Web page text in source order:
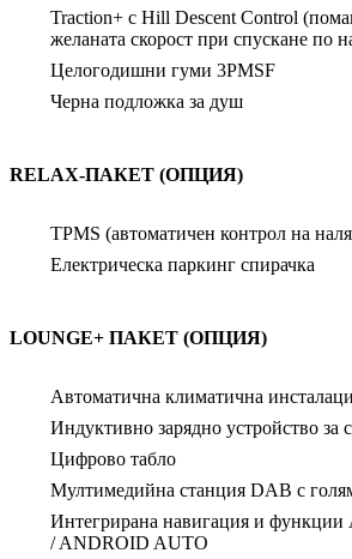
Traction+ с Hill Descent Control
желаната скорост при спускане по
Целогодишни гуми 3PMSF
Черна подложка за душ
RELAX-ПАКЕТ (ОПЦИЯ)
TPMS (автоматичен контрол на
Електрическа паркинг спирачка
LOUNGE+ ПАКЕТ (ОПЦИЯ)
Автоматична климатична
Индуктивно зарядно устройство за
Цифрово табло
Мултимедийна станция DAB с
Интегрирана навигация и
/ ANDROID AUTO